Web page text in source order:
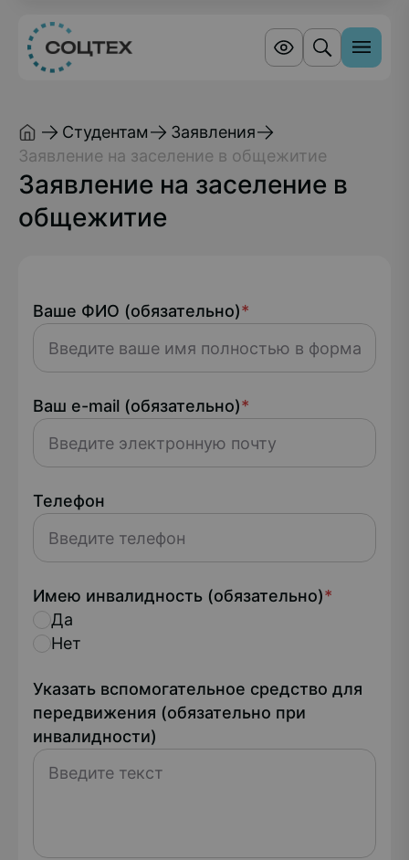
Студентам
Заявления
Заявление на заселение в общежитие
Заявление на заселение в
общежитие
Ваше ФИО (обязательно)*
Ваш e-mail (обязательно)*
Телефон
Имею инвалидность (обязательно)*
Да
Нет
Указать вспомогательное средство для
передвижения (обязательно при
инвалидности)